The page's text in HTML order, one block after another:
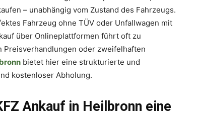
– unabhängig vom Zustand des Fahrzeugs.
Fahrzeug ohne TÜV oder Unfallwagen mit
über Onlineplattformen führt oft zu
Preisverhandlungen oder zweifelhaften
bietet hier eine strukturierte und
kostenloser Abholung.
Ankauf in Heilbronn eine